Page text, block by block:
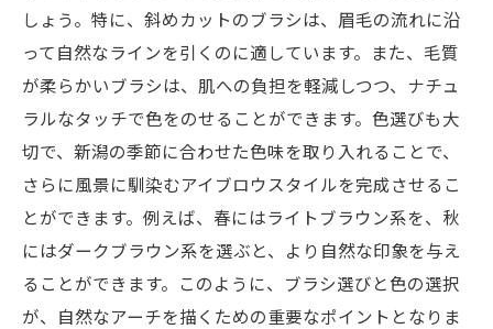
ブラシの硬さが影響するアーチの美しさ
新潟の風景に溶け込むアーチスタイルの秘
訣
新潟の四季を楽しむアイブロウスタイリングの
ヒント
季節ごとに変えるアイブロウの色選び
四季折々のスタイル変化で楽しむ新潟
春の花をイメージしたアイブロウデザイン
夏の陽射しに映える軽やかなスタイル
しょう。特に、斜めカットのブラシは、眉毛の流れに沿
って自然なラインを引くのに適しています。また、毛質
が柔らかいブラシは、肌への負担を軽減しつつ、ナチュ
ラルなタッチで色をのせることができます。色選びも大
切で、新潟の季節に合わせた色味を取り入れることで、
さらに風景に馴染むアイブロウスタイルを完成させるこ
とができます。例えば、春にはライトブラウン系を、秋
にはダークブラウン系を選ぶと、より自然な印象を与え
ることができます。このように、ブラシ選びと色の選択
が、自然なアーチを描くための重要なポイントとなりま